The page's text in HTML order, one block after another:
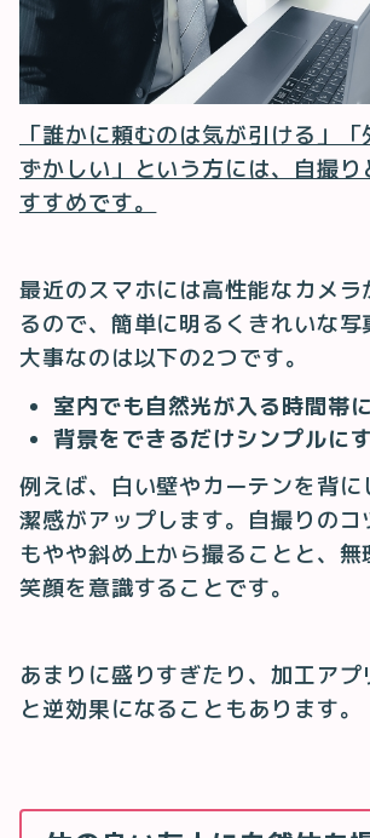
「誰かに頼むのは気が引ける」
ずかしい」という方には、自撮り
すすめです。
最近のスマホには高性能なカメラ
るので、簡単に明るくきれいな写
大事なのは以下の2つです。
室内でも自然光が入る時間帯
背景をできるだけシンプルに
例えば、白い壁やカーテンを背に
潔感がアップします。自撮りのコ
もやや斜め上から撮ることと、無
笑顔を意識することです。
あまりに盛りすぎたり、加工アプ
と逆効果になることもあります。